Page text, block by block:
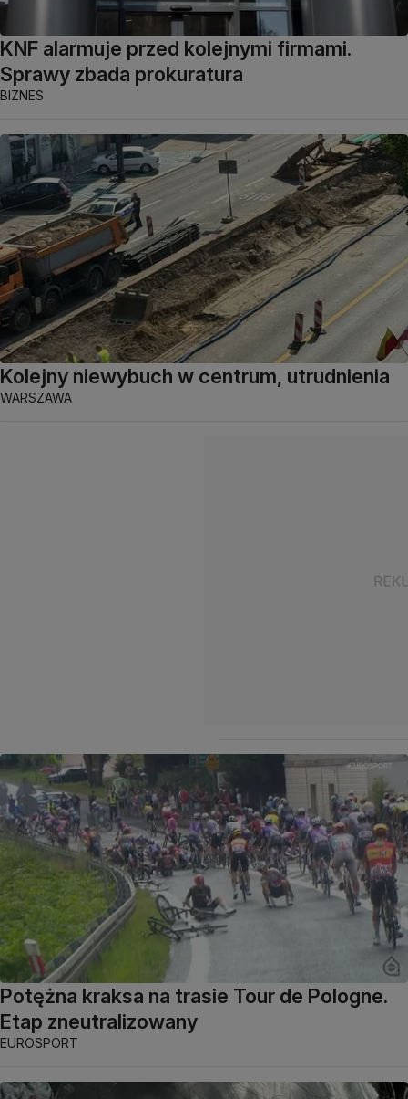
KNF alarmuje przed kolejnymi firmami.
Sprawy zbada prokuratura
BIZNES
Kolejny niewybuch w centrum, utrudnienia
WARSZAWA
Potężna kraksa na trasie Tour de Pologne.
Etap zneutralizowany
EUROSPORT